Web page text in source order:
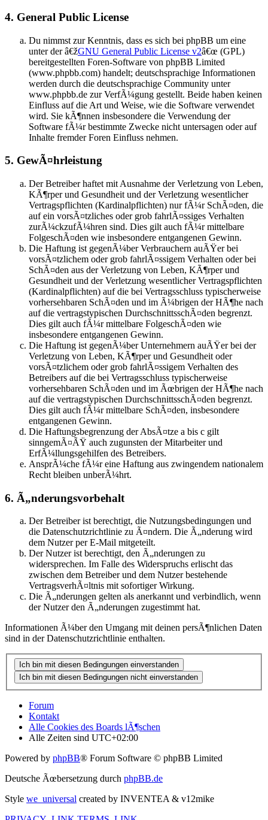
4. General Public License
Du nimmst zur Kenntnis, dass es sich bei phpBB um eine
unter der â€žGNU General Public License v2â€œ (GPL)
bereitgestellten Foren-Software von phpBB Limited
(www.phpbb.com) handelt; deutschsprachige Informationen
werden durch die deutschsprachige Community unter
www.phpbb.de zur VerfÃ¼gung gestellt. Beide haben keinen
Einfluss auf die Art und Weise, wie die Software verwendet
wird. Sie kÃ¶nnen insbesondere die Verwendung der
Software fÃ¼r bestimmte Zwecke nicht untersagen oder auf
Inhalte fremder Foren Einfluss nehmen.
5. GewÃ¤hrleistung
Der Betreiber haftet mit Ausnahme der Verletzung von Leben,
KÃ¶rper und Gesundheit und der Verletzung wesentlicher
Vertragspflichten (Kardinalpflichten) nur fÃ¼r SchÃ¤den, die
auf ein vorsÃ¤tzliches oder grob fahrlÃ¤ssiges Verhalten
zurÃ¼ckzufÃ¼hren sind. Dies gilt auch fÃ¼r mittelbare
FolgeschÃ¤den wie insbesondere entgangenen Gewinn.
Die Haftung ist gegenÃ¼ber Verbrauchern auÃŸer bei
vorsÃ¤tzlichem oder grob fahrlÃ¤ssigem Verhalten oder bei
SchÃ¤den aus der Verletzung von Leben, KÃ¶rper und
Gesundheit und der Verletzung wesentlicher Vertragspflichten
(Kardinalpflichten) auf die bei Vertragsschluss typischerweise
vorhersehbaren SchÃ¤den und im Ã¼brigen der HÃ¶he nach
auf die vertragstypischen DurchschnittsschÃ¤den begrenzt.
Dies gilt auch fÃ¼r mittelbare FolgeschÃ¤den wie
insbesondere entgangenen Gewinn.
Die Haftung ist gegenÃ¼ber Unternehmern auÃŸer bei der
Verletzung von Leben, KÃ¶rper und Gesundheit oder
vorsÃ¤tzlichem oder grob fahrlÃ¤ssigem Verhalten des
Betreibers auf die bei Vertragsschluss typischerweise
vorhersehbaren SchÃ¤den und im Ãœbrigen der HÃ¶he nach
auf die vertragstypischen DurchschnittsschÃ¤den begrenzt.
Dies gilt auch fÃ¼r mittelbare SchÃ¤den, insbesondere
entgangenen Gewinn.
Die Haftungsbegrenzung der AbsÃ¤tze a bis c gilt
sinngemÃ¤ÃŸ auch zugunsten der Mitarbeiter und
ErfÃ¼llungsgehilfen des Betreibers.
AnsprÃ¼che fÃ¼r eine Haftung aus zwingendem nationalem
Recht bleiben unberÃ¼hrt.
6. Ã„nderungsvorbehalt
Der Betreiber ist berechtigt, die Nutzungsbedingungen und
die Datenschutzrichtlinie zu Ã¤ndern. Die Ã„nderung wird
dem Nutzer per E-Mail mitgeteilt.
Der Nutzer ist berechtigt, den Ã„nderungen zu
widersprechen. Im Falle des Widerspruchs erlischt das
zwischen dem Betreiber und dem Nutzer bestehende
VertragsverhÃ¤ltnis mit sofortiger Wirkung.
Die Ã„nderungen gelten als anerkannt und verbindlich, wenn
der Nutzer den Ã„nderungen zugestimmt hat.
Informationen Ã¼ber den Umgang mit deinen persÃ¶nlichen Daten
sind in der Datenschutzrichtlinie enthalten.
Forum
Kontakt
Alle Cookies des Boards lÃ¶schen
Alle Zeiten sind UTC+02:00
Powered by phpBB® Forum Software © phpBB Limited
Deutsche Ãœbersetzung durch phpBB.de
Style we_universal created by INVENTEA & v12mike